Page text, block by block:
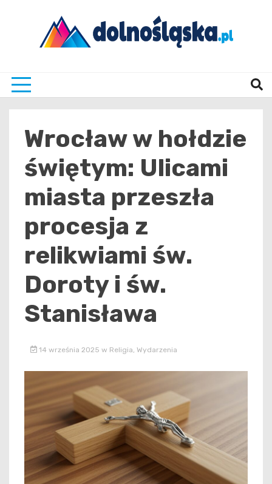
Wrocław w hołdzie
świętym: Ulicami
miasta przeszła
procesja z
relikwiami św.
Doroty i św.
Stanisława
14 września 2025 w Religia Wydarzenia